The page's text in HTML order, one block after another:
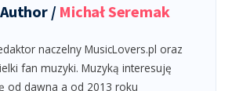
/ Michał Seremak
naczelny MusicLovers.pl oraz
fan muzyki. Muzyką interesuję
od dawna a od 2013 roku